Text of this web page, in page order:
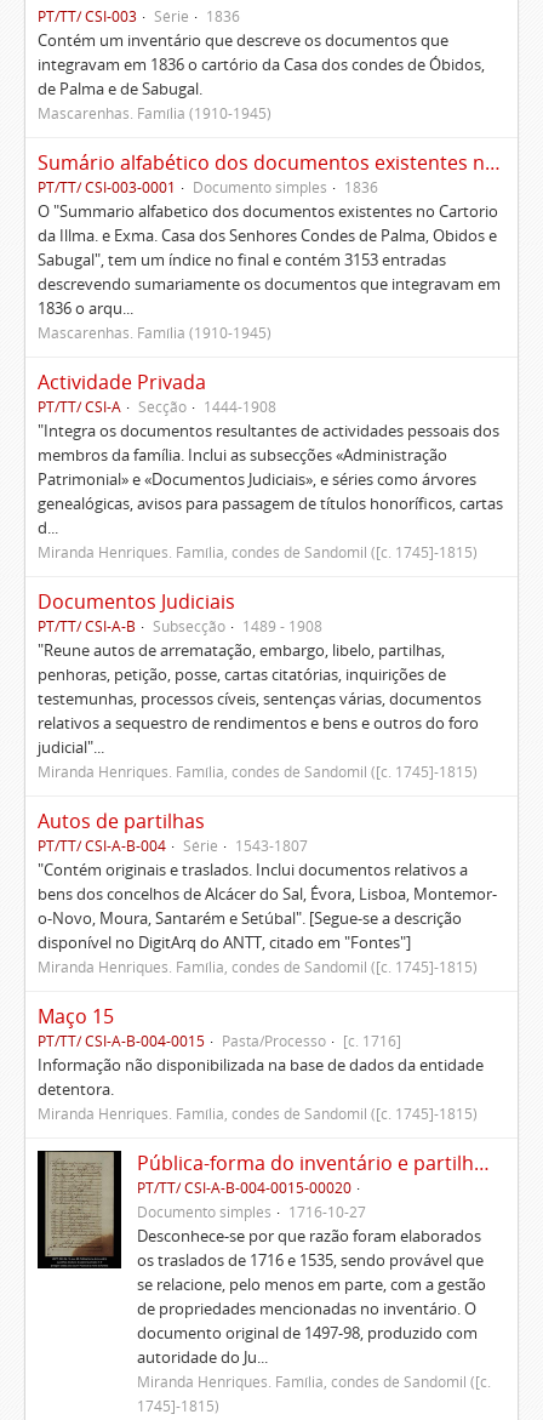
PT/TT/ CSI-003 Série 1836
Contém um inventário que descreve os documentos que
integravam em 1836 o cartório da Casa dos condes de Óbidos,
de Palma e de Sabugal.
Mascarenhas. Família (1910-1945)
Sumário alfabético dos documentos existentes no Cartório da Ilustríssima e Excelentíssima Casa dos senhores condes de Palma, Óbidos e Sabugal
PT/TT/ CSI-003-0001 Documento simples 1836
O "Summario alfabetico dos documentos existentes no Cartorio
da Illma. e Exma. Casa dos Senhores Condes de Palma, Obidos e
Sabugal", tem um índice no final e contém 3153 entradas
descrevendo sumariamente os documentos que integravam em
1836 o arqu...
Mascarenhas. Família (1910-1945)
Actividade Privada
PT/TT/ CSI-A Secção 1444-1908
"Integra os documentos resultantes de actividades pessoais dos
membros da família. Inclui as subsecções «Administração
Patrimonial» e «Documentos Judiciais», e séries como árvores
genealógicas, avisos para passagem de títulos honoríficos, cartas
d...
Miranda Henriques. Família, condes de Sandomil ([c. 1745]-1815)
Documentos Judiciais
PT/TT/ CSI-A-B Subsecção 1489 - 1908
"Reune autos de arrematação, embargo, libelo, partilhas,
penhoras, petição, posse, cartas citatórias, inquirições de
testemunhas, processos cíveis, sentenças várias, documentos
relativos a sequestro de rendimentos e bens e outros do foro
judicial"...
Miranda Henriques. Família, condes de Sandomil ([c. 1745]-1815)
Autos de partilhas
PT/TT/ CSI-A-B-004 Série 1543-1807
"Contém originais e traslados. Inclui documentos relativos a
bens dos concelhos de Alcácer do Sal, Évora, Lisboa, Montemor-
o-Novo, Moura, Santarém e Setúbal". [Segue-se a descrição
disponível no DigitArq do ANTT, citado em "Fontes"]
Miranda Henriques. Família, condes de Sandomil ([c. 1745]-1815)
Maço 15
PT/TT/ CSI-A-B-004-0015 Pasta/Processo [c. 1716]
Informação não disponibilizada na base de dados da entidade
detentora.
Miranda Henriques. Família, condes de Sandomil ([c. 1745]-1815)
Pública-forma do inventário e partilhas dos bens de Vasco Queimado
PT/TT/ CSI-A-B-004-0015-00020
Documento simples
1716-10-27
Desconhece-se por que razão foram elaborados
os traslados de 1716 e 1535, sendo provável que
se relacione, pelo menos em parte, com a gestão
de propriedades mencionadas no inventário. O
documento original de 1497-98, produzido com
autoridade do Ju...
Miranda Henriques. Família, condes de Sandomil ([c.
1745]-1815)